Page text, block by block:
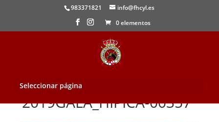
983371821
info@fhcyl.es
0 elementos
Seleccionar página
2019GALA_HIPICA-00357